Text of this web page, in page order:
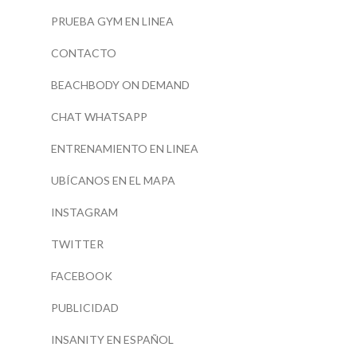
PRUEBA GYM EN LINEA
CONTACTO
BEACHBODY ON DEMAND
CHAT WHATSAPP
ENTRENAMIENTO EN LINEA
UBÍCANOS EN EL MAPA
INSTAGRAM
TWITTER
FACEBOOK
PUBLICIDAD
INSANITY EN ESPAÑOL